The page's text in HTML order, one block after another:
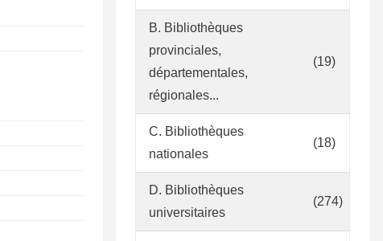
B. Bibliothèques
provinciales,
départementales,
régionales...
(19)
C. Bibliothèques
nationales
(18)
D. Bibliothèques
universitaires
(274)